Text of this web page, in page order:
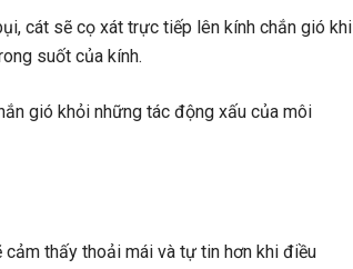
cát sẽ cọ xát trực tiếp lên kính chắn gió khi
suốt của kính.
gió khỏi những tác động xấu của môi
thấy thoải mái và tự tin hơn khi điều